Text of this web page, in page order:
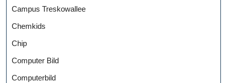
Campus Treskowallee
Chemkids
Chip
Computer Bild
Computerbild